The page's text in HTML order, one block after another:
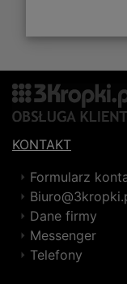
KONTAKT
Formularz
Dane firmy
Messenger
Telefony